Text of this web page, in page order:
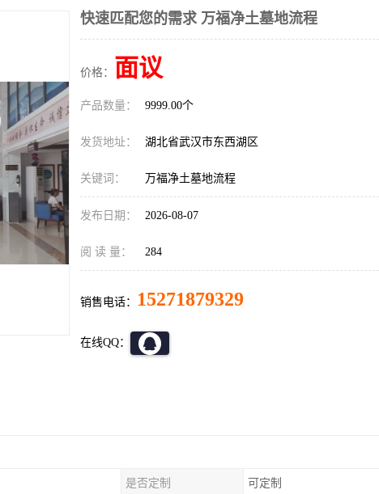
快速匹配您的需求 万福净土墓地流程
价格： 面议
产品数量： 9999.00个
发货地址： 湖北省武汉市东西湖区
关键词： 万福净土墓地流程
发布日期： 2026-08-07
阅 读 量： 284
销售电话： 15271879329
在线QQ：
是否定制 可定制